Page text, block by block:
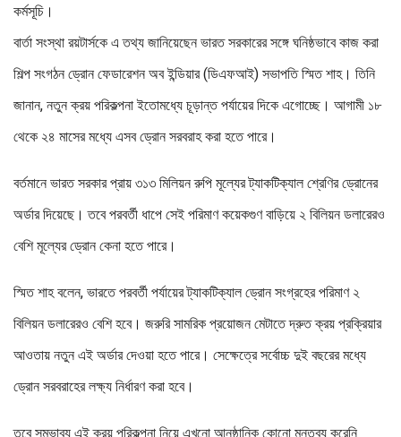
কর্মসূচি।
বার্তা সংস্থা রয়টার্সকে এ তথ্য জানিয়েছেন ভারত সরকারের সঙ্গে ঘনিষ্ঠভাবে কাজ করা
শিল্প সংগঠন ড্রোন ফেডারেশন অব ইন্ডিয়ার (ডিএফআই) সভাপতি স্মিত শাহ। তিনি
জানান, নতুন ক্রয় পরিকল্পনা ইতোমধ্যে চূড়ান্ত পর্যায়ের দিকে এগোচ্ছে। আগামী ১৮
থেকে ২৪ মাসের মধ্যে এসব ড্রোন সরবরাহ করা হতে পারে।
বর্তমানে ভারত সরকার প্রায় ৩১৩ মিলিয়ন রুপি মূল্যের ট্যাকটিক্যাল শ্রেণির ড্রোনের
অর্ডার দিয়েছে। তবে পরবর্তী ধাপে সেই পরিমাণ কয়েকগুণ বাড়িয়ে ২ বিলিয়ন ডলারেরও
বেশি মূল্যের ড্রোন কেনা হতে পারে।
স্মিত শাহ বলেন, ভারতে পরবর্তী পর্যায়ের ট্যাকটিক্যাল ড্রোন সংগ্রহের পরিমাণ ২
বিলিয়ন ডলারেরও বেশি হবে। জরুরি সামরিক প্রয়োজন মেটাতে দ্রুত ক্রয় প্রক্রিয়ার
আওতায় নতুন এই অর্ডার দেওয়া হতে পারে। সেক্ষেত্রে সর্বোচ্চ দুই বছরের মধ্যে
ড্রোন সরবরাহের লক্ষ্য নির্ধারণ করা হবে।
তবে সম্ভাব্য এই ক্রয় পরিকল্পনা নিয়ে এখনো আনুষ্ঠানিক কোনো মন্তব্য করেনি